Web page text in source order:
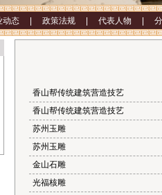
动态 | 政策法规 | 代表人物 |
香山帮传统建筑营造技艺
香山帮传统建筑营造技艺
苏州玉雕
苏州玉雕
金山石雕
光福核雕